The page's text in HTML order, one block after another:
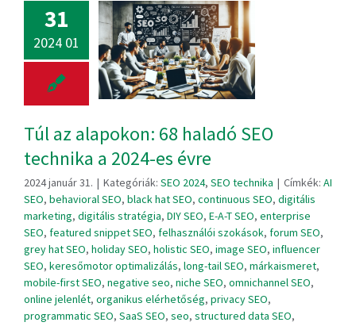
31
2024 01
Túl az alapokon: 68 haladó SEO
technika a 2024-es évre
2024 január 31. | Kategóriák: SEO 2024, SEO technika | Címkék: AI
SEO, behavioral SEO, black hat SEO, continuous SEO, digitális
marketing, digitális stratégia, DIY SEO, E-A-T SEO, enterprise
SEO, featured snippet SEO, felhasználói szokások, forum SEO,
grey hat SEO, holiday SEO, holistic SEO, image SEO, influencer
SEO, keresőmotor optimalizálás, long-tail SEO, márkaismeret,
mobile-first SEO, negative seo, niche SEO, omnichannel SEO,
online jelenlét, organikus elérhetőség, privacy SEO,
programmatic SEO, SaaS SEO, seo, structured data SEO,